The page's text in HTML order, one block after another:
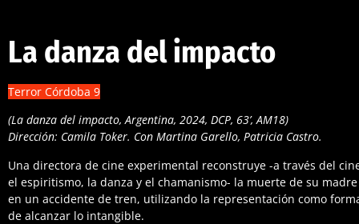
La danza del impacto
Terror Córdoba 9
(La danza del impacto, Argentina, 2024, DCP, 63’, AM18)
Dirección: Camila Toker. Con Martina Garello, Patricia Castro.
Una directora de cine experimental reconstruye -a través del
el espiritismo, la danza y el chamanismo- la muerte de su madre
en un accidente de tren, utilizando la representación como
de alcanzar lo intangible.